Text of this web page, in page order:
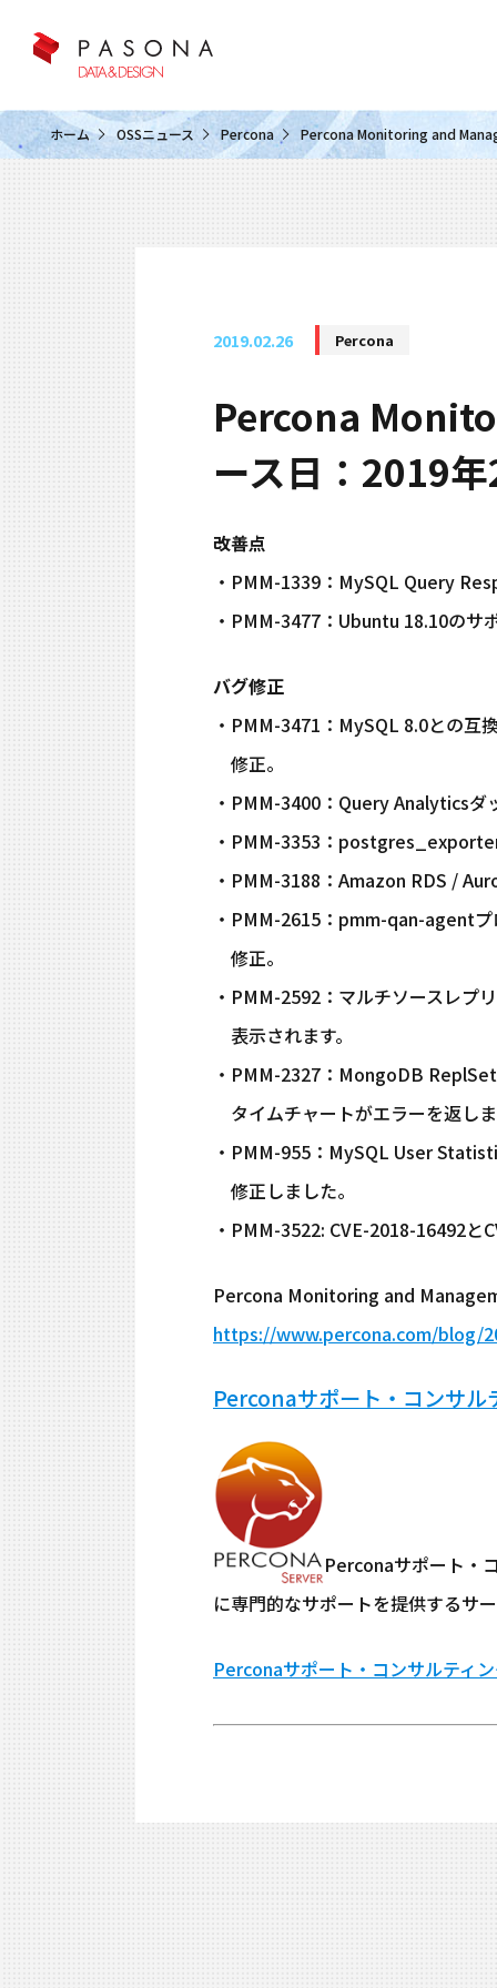
ホーム OSSニュース Percona Percona Monitoring and
2019.02.26 Percona
Percona
ース日：2019
改善点
・PMM-1339：MySQL Query
・PMM-3477：Ubuntu 18.10のサ
バグ修正
・PMM-3471：MySQL 8.0との
修正。
・PMM-3400：Query Analyticsダ
・PMM-3353：
・PMM-3188：Amazon RDS /
・PMM-2615：pmm-qan-agent
修正。
・PMM-2592：マルチソースレプ
表示されます。
・PMM-2327：MongoDB
タイムチャートがエラーを返し
・PMM-955：MySQL User
修正しました。
・PMM-3522: CVE-2018-16492と
Percona Monitoring and
https://www.percona.com/blog/
Perconaサポート・コンサル
Perconaサポート・
に専門的なサポートを提供するサ
Perconaサポート・コンサルティ